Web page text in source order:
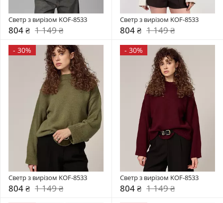
Светр з вирізом KOF-8533
804 ₴ 1 149 ₴
Светр з вирізом KOF-8533
804 ₴ 1 149 ₴
- 30%
Светр з вирізом KOF-8533
804 ₴ 1 149 ₴
- 30%
Светр з вирізом KOF-8533
804 ₴ 1 149 ₴